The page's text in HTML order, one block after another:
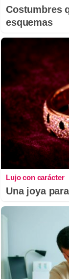
Costumbres
esquemas
Lujo con carácter
Una joya